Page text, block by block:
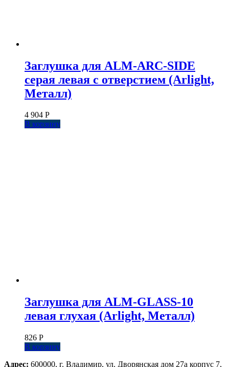
Заглушка для ALM-ARC-SIDE
серая левая с отверстием (Arlight,
Металл)
4 904 Р
В корзину
Заглушка для ALM-GLASS-10
левая глухая (Arlight, Металл)
826 Р
В корзину
Адрес: 600000, г. Владимир, ул. Дворянская дом 27а корпус 7,